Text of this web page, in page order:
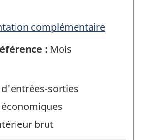
complémentaire
: Mois
sorties
brut